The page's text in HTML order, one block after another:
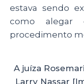
estava sendo
como
procedimento
A juíza
Larry Nassar